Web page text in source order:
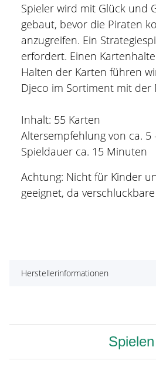
Spieler wird mit Glück und
gebaut, bevor die Piraten
anzugreifen. Ein
erfordert. Einen
Halten der Karten führen
Djeco im Sortiment mit der
Inhalt: 55 Karten
Altersempfehlung von ca. 5
Spieldauer ca. 15 Minuten
Achtung: Nicht für Kinder
geeignet, da
Herstellerinformationen
Spielen